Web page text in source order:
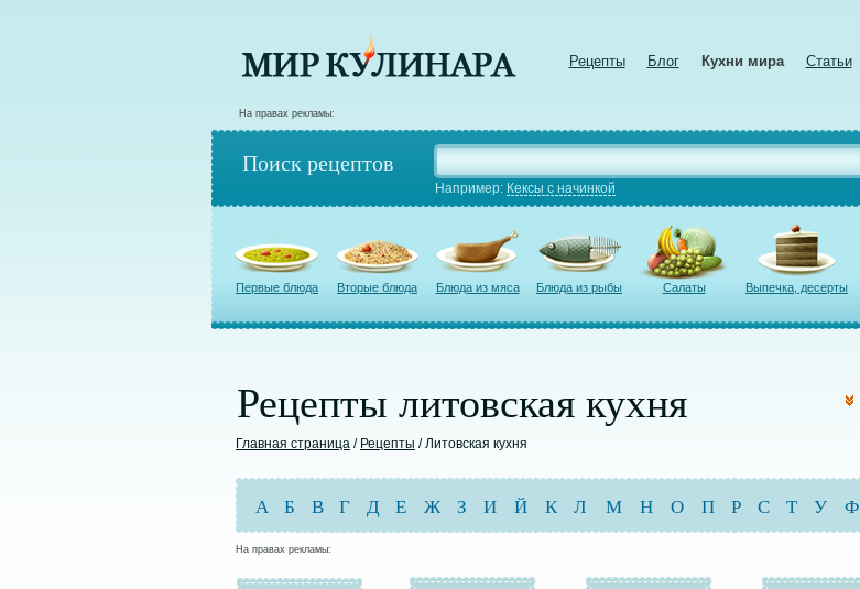
Рецепты Блог Кухни мира Статьи
На правах рекламы:
Поиск рецептов
Например: Кексы с начинкой
Первые блюда Вторые блюда Блюда из мяса Блюда из рыбы Салаты Выпечка, десерты
Рецепты литовская кухня
Главная страница / Рецепты / Литовская кухня
А Б В Г Д Е Ж З И Й К Л М Н О П Р С Т У Ф
На правах рекламы: